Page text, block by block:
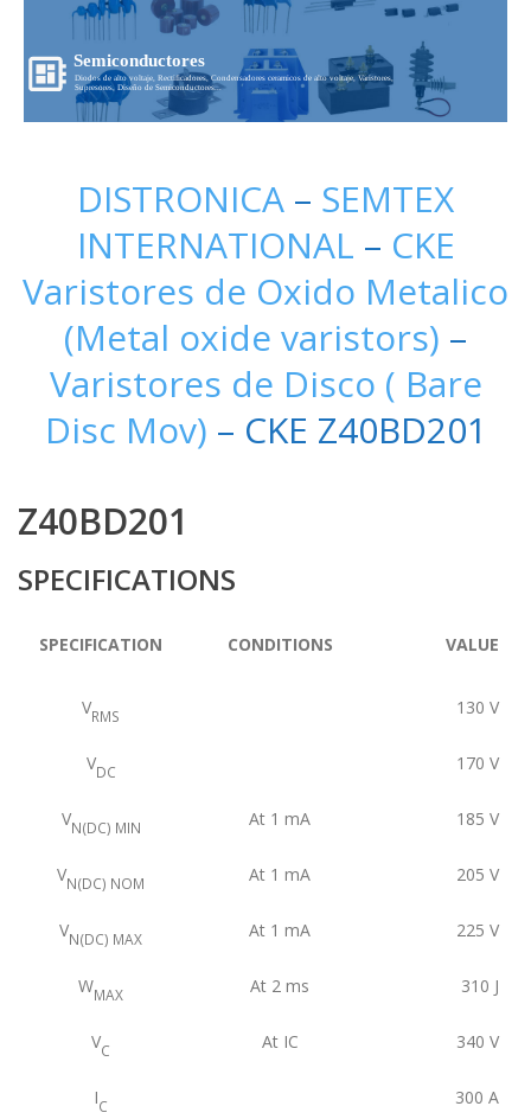
Semiconductores
Diodos de alto voltaje, Rectificadores, Condensadores ceramicos de alto voltaje, Varistores,
Supresores, Diseño de Semiconductores...
DISTRONICA – SEMTEX
INTERNATIONAL – CKE
Varistores de Oxido Metalico
(Metal oxide varistors) –
Varistores de Disco ( Bare
Disc Mov) – CKE Z40BD201
Z40BD201
SPECIFICATIONS
SPECIFICATION CONDITIONS VALUE
VRMS 130 V
VDC 170 V
VN(DC) MIN At 1 mA 185 V
VN(DC) NOM At 1 mA 205 V
VN(DC) MAX At 1 mA 225 V
WMAX At 2 ms 310 J
VC At IC 340 V
IC 300 A